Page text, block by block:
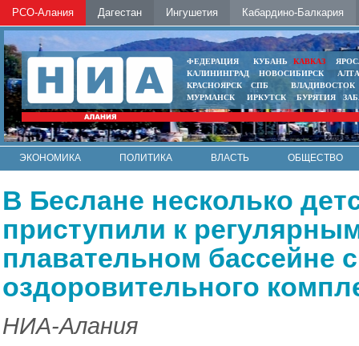
РСО-Алания Дагестан Ингушетия Кабардино-Балкария
ФЕДЕРАЦИЯ КУБАНЬ КАВКАЗ
КАЛИНИНГРАД
НОВОСИБИРСК
КРАСНОЯРСК
СПБ
ВЛАДИВОСТОК
МУРМАНСК
ИРКУТСК БУРЯТИЯ
ЭКОНОМИКА ПОЛИТИКА ВЛАСТЬ
ОБЩЕСТВО
В Беслане несколько
приступили к
плавательном бассейне
оздоровительного
НИА-Алания